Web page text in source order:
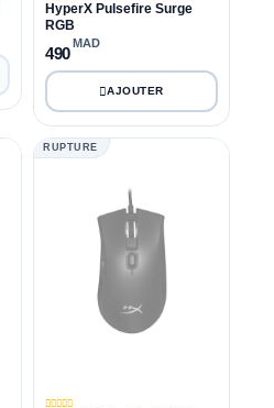
HyperX Pulsefire Surge
RGB
490
MAD
RUPTURE